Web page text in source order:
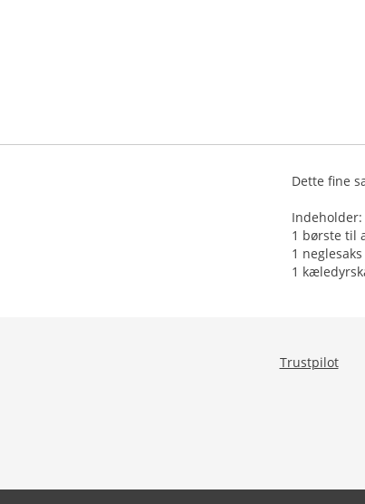
Dette fine
Indeholder:
1 børste til
1
1
Trustpilot